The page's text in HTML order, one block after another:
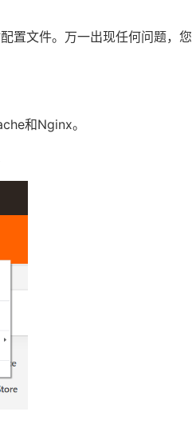
置文件。万一出现任何问题，您
和Nginx。